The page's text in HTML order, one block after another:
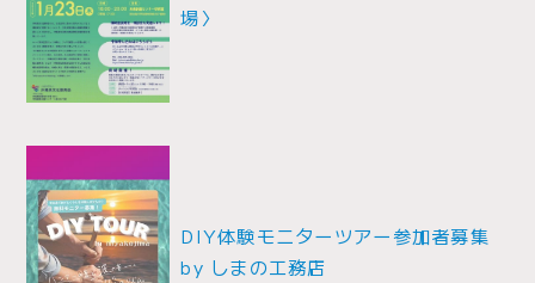
ビ
ゲ
シ
ョ
ン
場〉
DIY体験モニターツアー参加者募集
by しまの工務店